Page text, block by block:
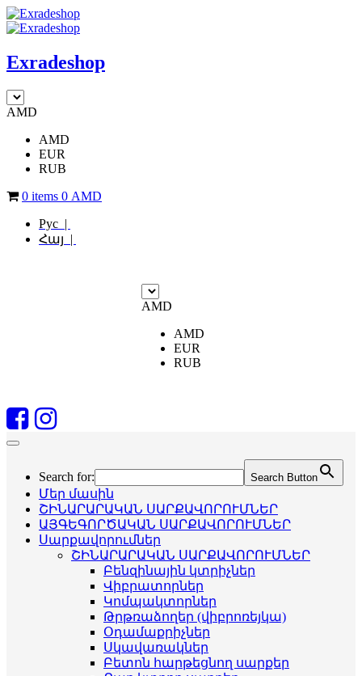
Exradeshop
AMD
AMD
EUR
RUB
0 items 0 AMD
Рус |
Հայ |
AMD
AMD
EUR
RUB
Search for: Search Button
Մեր մասին
ՇԻՆԱՐԱՐԱԿԱՆ ՍԱՐՔԱՎՈՐՈՒՄՆԵՐ
ԱՅԳԵԳՈՐԾԱԿԱՆ ՍԱՐՔԱՎՈՐՈՒՄՆԵՐ
Սարքավորումներ
ՇԻՆԱՐԱՐԱԿԱՆ ՍԱՐՔԱՎՈՐՈՒՄՆԵՐ
Բենզինային կտրիչներ
Վիբրատորներ
Կոմպակտորներ
Թրթռաձողեր (վիբրոռեյկա)
Օդամաքրիչներ
Սկավառակներ
Բետոն հարթեցնող սարքեր